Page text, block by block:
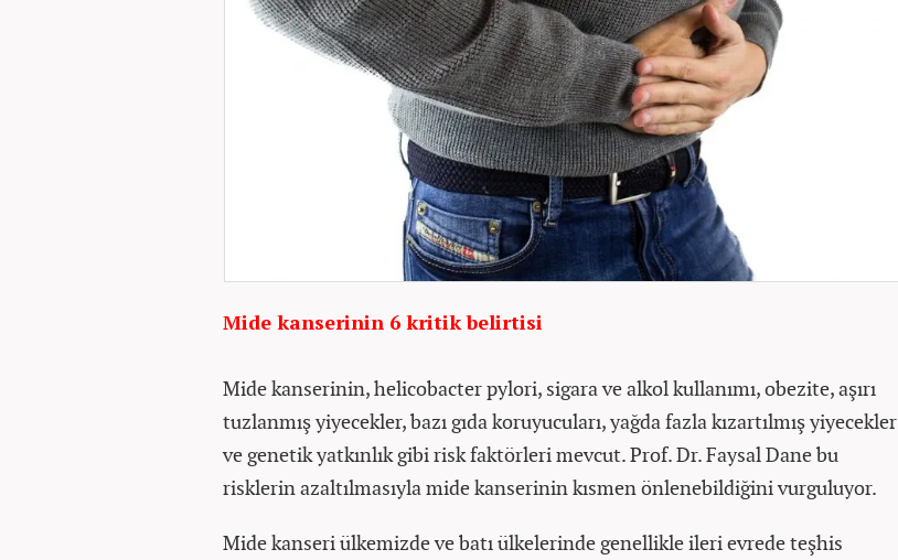
Mide kanserinin 6 kritik belirtisi
Mide kanserinin, helicobacter pylori, sigara ve alkol kullanımı, obezite, aşırı
tuzlanmış yiyecekler, bazı gıda koruyucuları, yağda fazla kızartılmış yiyecekler
ve genetik yatkınlık gibi risk faktörleri mevcut. Prof. Dr. Faysal Dane bu
risklerin azaltılmasıyla mide kanserinin kısmen önlenebildiğini vurguluyor.
Mide kanseri ülkemizde ve batı ülkelerinde genellikle ileri evrede teşhis